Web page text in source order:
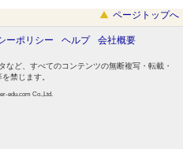
ページトップへ
ーポリシー ヘルプ 会社概要
ど、すべてのコンテンツの無断複写・転載・
禁じます。
edu.com Co.,Ltd.